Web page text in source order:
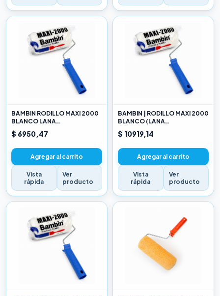
BAMBIN RODILLO MAXI 2000
BLANCO LANA
SELECCIONADA 10 CM
$ 6950,47
Agregar al carrito
Vista
rápida
Ver
producto
BAMBIN | RODILLO MAXI 2000
BLANCO (LANA
SELECCIONADA) 17CM
$ 10919,14
Agregar al carrito
Vista
rápida
Ver
producto